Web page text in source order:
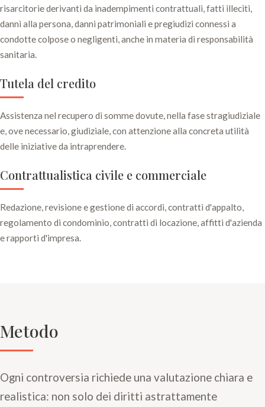
risarcitorie derivanti da inadempimenti contrattuali, fatti illeciti,
danni alla persona, danni patrimoniali e pregiudizi connessi a
condotte colpose o negligenti, anche in materia di responsabilità
sanitaria.
Tutela del credito
Assistenza nel recupero di somme dovute, nella fase stragiudiziale
e, ove necessario, giudiziale, con attenzione alla concreta utilità
delle iniziative da intraprendere.
Contrattualistica civile e commerciale
Redazione, revisione e gestione di accordi, contratti d'appalto,
regolamento di condominio, contratti di locazione, affitti d'azienda
e rapporti d'impresa.
Metodo
Ogni controversia richiede una valutazione chiara e
realistica: non solo dei diritti astrattamente